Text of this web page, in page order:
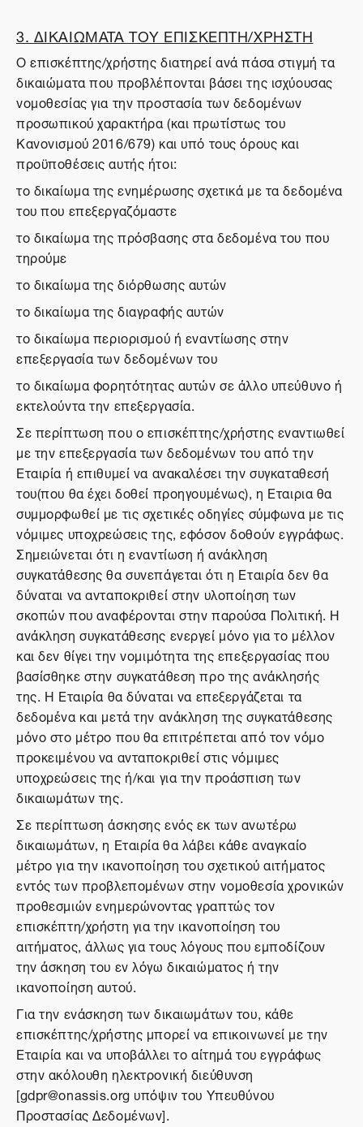
3. ΔΙΚΑΙΩΜΑΤΑ ΤΟΥ ΕΠΙΣΚΕΠΤΗ/ΧΡΗΣΤΗ
Ο επισκέπτης/χρήστης διατηρεί ανά πάσα στιγμή τα
δικαιώματα που προβλέπονται βάσει της ισχύουσας
νομοθεσίας για την προστασία των δεδομένων
προσωπικού χαρακτήρα (και πρωτίστως του
Κανονισμού 2016/679) και υπό τους όρους και
προϋποθέσεις αυτής ήτοι:
το δικαίωμα της ενημέρωσης σχετικά με τα δεδομένα
του που επεξεργαζόμαστε
το δικαίωμα της πρόσβασης στα δεδομένα του που
τηρούμε
το δικαίωμα της διόρθωσης αυτών
το δικαίωμα της διαγραφής αυτών
το δικαίωμα περιορισμού ή εναντίωσης στην
επεξεργασία των δεδομένων του
το δικαίωμα φορητότητας αυτών σε άλλο υπεύθυνο ή
εκτελούντα την επεξεργασία.
Σε περίπτωση που ο επισκέπτης/χρήστης εναντιωθεί
με την επεξεργασία των δεδομένων του από την
Εταιρία ή επιθυμεί να ανακαλέσει την συγκαταθεσή
του(που θα έχει δοθεί προηγουμένως), η Εταιρια θα
συμμορφωθεί με τις σχετικές οδηγίες σύμφωνα με τις
νόμιμες υποχρεώσεις της, εφόσον δοθούν εγγράφως.
Σημειώνεται ότι η εναντίωση ή ανάκληση
συγκατάθεσης θα συνεπάγεται ότι η Εταιρία δεν θα
δύναται να ανταποκριθεί στην υλοποίηση των
σκοπών που αναφέρονται στην παρούσα Πολιτική. Η
ανάκληση συγκατάθεσης ενεργεί μόνο για το μέλλον
και δεν θίγει την νομιμότητα της επεξεργασίας που
βασίσθηκε στην συγκατάθεση προ της ανάκλησής
της. Η Εταιρία θα δύναται να επεξεργάζεται τα
δεδομένα και μετά την ανάκληση της συγκατάθεσης
μόνο στο μέτρο που θα επιτρέπεται από τον νόμο
προκειμένου να ανταποκριθεί στις νόμιμες
υποχρεώσεις της ή/και για την προάσπιση των
δικαιωμάτων της.
Σε περίπτωση άσκησης ενός εκ των ανωτέρω
δικαιωμάτων, η Εταιρία θα λάβει κάθε αναγκαίο
μέτρο για την ικανοποίηση του σχετικού αιτήματος
εντός των προβλεπομένων στην νομοθεσία χρονικών
προθεσμιών ενημερώνοντας γραπτώς τον
επισκέπτη/χρήστη για την ικανοποίηση του
αιτήματος, άλλως για τους λόγους που εμποδίζουν
την άσκηση του εν λόγω δικαιώματος ή την
ικανοποίηση αυτού.
Για την ενάσκηση των δικαιωμάτων του, κάθε
επισκέπτης/χρήστης μπορεί να επικοινωνεί με την
Εταιρία και να υποβάλλει το αίτημά του εγγράφως
στην ακόλουθη ηλεκτρονική διεύθυνση
[gdpr@onassis.org υπόψιν του Υπευθύνου
Προστασίας Δεδομένων].